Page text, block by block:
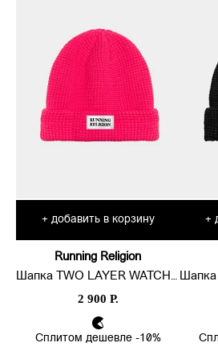
+ добавить в корзину
Running Religion
Шапка TWO LAYER WATCH BEANIE LOGO
2 900 Р.
Сплитом дешевле -10%
+
Шапка